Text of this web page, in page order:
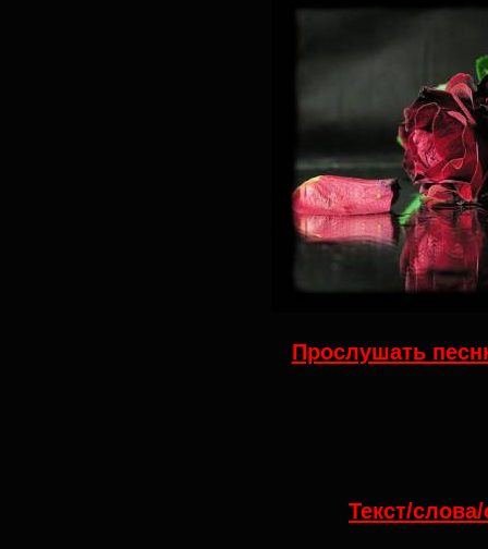
Прослушать
Текст/